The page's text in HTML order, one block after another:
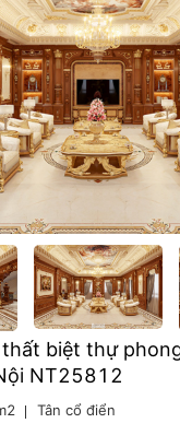
biệt thự
NT25812
Tân cổ điển